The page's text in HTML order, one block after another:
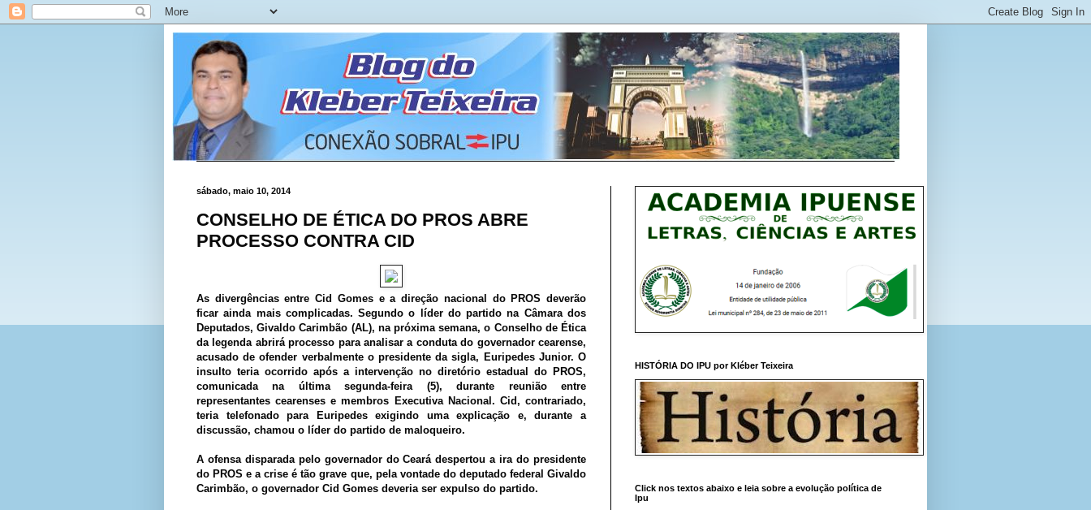
sábado, maio 10, 2014
CONSELHO DE ÉTICA DO PROS ABRE
PROCESSO CONTRA CID
As divergências entre Cid Gomes e a direção nacional do PROS deverão
ficar ainda mais complicadas. Segundo o líder do partido na Câmara dos
Deputados, Givaldo Carimbão (AL), na próxima semana, o Conselho de Ética
da legenda abrirá processo para analisar a conduta do governador cearense,
acusado de ofender verbalmente o presidente da sigla, Euripedes Junior. O
insulto teria ocorrido após a intervenção no diretório estadual do PROS,
comunicada na última segunda-feira (5), durante reunião entre
representantes cearenses e membros Executiva Nacional. Cid, contrariado,
teria telefonado para Euripedes exigindo uma explicação e, durante a
discussão, chamou o líder do partido de maloqueiro.
A ofensa disparada pelo governador do Ceará despertou a ira do presidente
do PROS e a crise é tão grave que, pela vontade do deputado federal Givaldo
Carimbão, o governador Cid Gomes deveria ser expulso do partido.
HISTÓRIA DO IPU por Kléber Teixeira
Click nos textos abaixo e leia sobre a evolução política de
Ipu